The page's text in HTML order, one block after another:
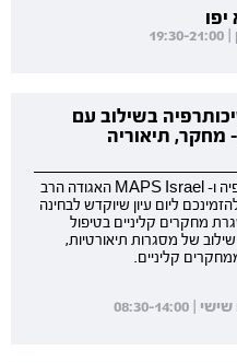
בשילוב עם
מחקר, תיאוריה
מכון מפרשים לחקר והוראת הפסיכותרפיה ו- MAPS Israel האגודה הרב
ליום עיון שיוקדש לבחינה
מחקרים קליניים בטיפול
של מסגרות תיאורטיות,
קליניים.